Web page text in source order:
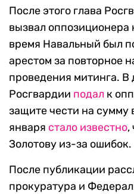
После этого глава
вызвал оппозиционера
время Навальный был
арестом за повторное
проведения митинга. В
Росгвардии подал к
защите чести на сумму
января стало известно,
Золотову из-за ошибок.
После публикации
прокуратура и